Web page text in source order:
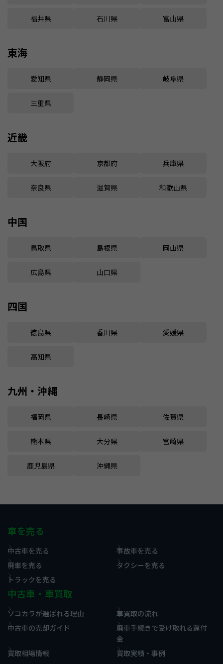
福井県 石川県 富山県
東海
愛知県 静岡県 岐阜県
三重県
近畿
大阪府 京都府 兵庫県
奈良県 滋賀県 和歌山県
中国
鳥取県 島根県 岡山県
広島県 山口県
四国
徳島県 香川県 愛媛県
高知県
九州・沖縄
福岡県 長崎県 佐賀県
熊本県 大分県 宮崎県
鹿児島県 沖縄県
車を売る
中古車を売る
事故車を売る
廃車を売る
タクシーを売る
トラックを売る
中古車・車買取
ソコカラが選ばれる理由
車買取の流れ
中古車の売却ガイド
廃車手続きで受け取れる還付
金
買取相場情報
買取実績・事例